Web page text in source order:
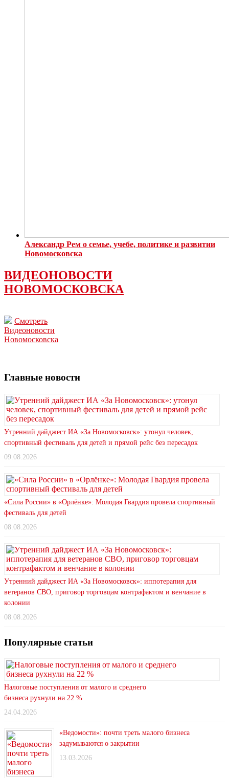
Александр Рем о семье, учебе, политике и развитии
Новомосковска
ВИДЕОНОВОСТИ
НОВОМОСКОВСКА
Смотреть
Видеоновости
Новомосковска
Главные новости
Утренний дайджест ИА «За Новомосковск»: утонул человек,
спортивный фестиваль для детей и прямой рейс без пересадок
09.08.2026
«Сила России» в «Орлёнке»: Молодая Гвардия провела спортивный
фестиваль для детей
08.08.2026
Утренний дайджест ИА «За Новомосковск»: иппотерапия для
ветеранов СВО, приговор торговцам контрафактом и венчание в
колонии
08.08.2026
Популярные статьи
Налоговые поступления от малого и среднего
бизнеса рухнули на 22 %
24.04.2026
«Ведомости»: почти треть малого бизнеса
задумываются о закрытии
13.03.2026